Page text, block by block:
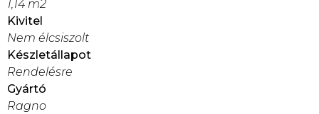
1,14 m2
Kivitel
Nem élcsiszolt
Készletállapot
Rendelésre
Gyártó
Ragno